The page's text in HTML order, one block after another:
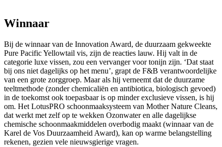
Winnaar
Bij de winnaar van de Innovation Award, de duurzaam gekweekte
Pure Pacific Yellowtail vis, zijn de reacties lauw. Hij valt in de
categorie luxe vissen, zou een vervanger voor tonijn zijn. ‘Dat staat
bij ons niet dagelijks op het menu’, grapt de F&B verantwoordelijke
van een grote zorggroep. Maar als hij verneemt dat de duurzame
teeltmethode (zonder chemicaliën en antibiotica, biologisch gevoed)
in de toekomst ook toepasbaar is op minder exclusieve vissen, is hij
om. Het LotusPRO schoonmaaksysteem van Mother Nature Cleans,
dat werkt met zelf op te wekken Ozonwater en alle dagelijkse
chemische schoonmaakmiddelen overbodig maakt (winnaar van de
Karel de Vos Duurzaamheid Award), kan op warme belangstelling
rekenen, gezien vele nieuwsgierige vragen.